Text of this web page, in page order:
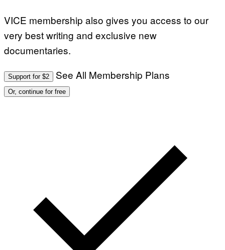
VICE membership also gives you access to our
very best writing and exclusive new
documentaries.
Support for $2 See All Membership Plans
Or, continue for free